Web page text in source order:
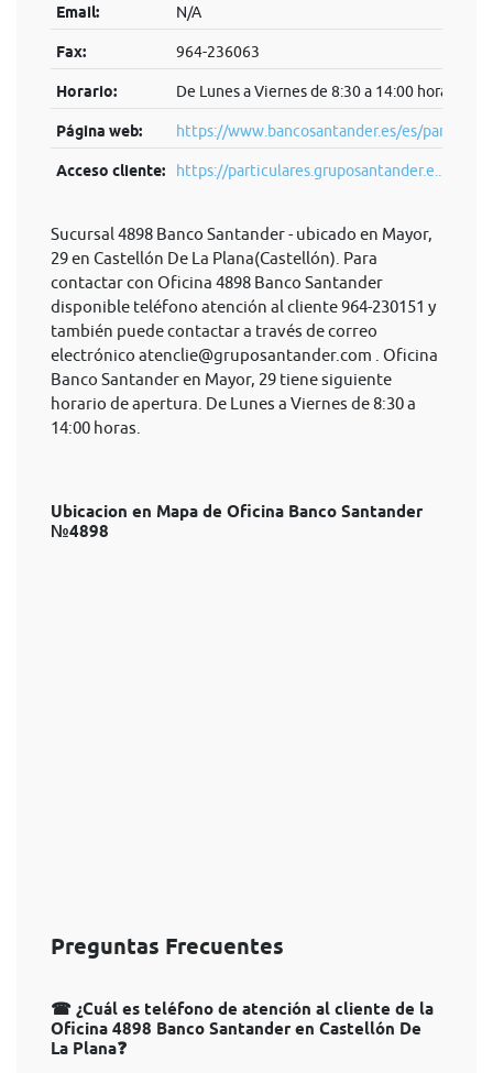
Email: N/A
Fax: 964-236063
Horario: De Lunes a Viernes de 8:30 a 14:00 horas.
Página web: https://www.bancosantander.es/es/
Acceso cliente: https://particulares.gruposantander.e...
Sucursal 4898 Banco Santander - ubicado en Mayor,
29 en Castellón De La Plana(Castellón). Para
contactar con Oficina 4898 Banco Santander
disponible teléfono atención al cliente 964-230151 y
también puede contactar a través de correo
electrónico atenclie@gruposantander.com . Oficina
Banco Santander en Mayor, 29 tiene siguiente
horario de apertura. De Lunes a Viernes de 8:30 a
14:00 horas.
Ubicacion en Mapa de Oficina Banco Santander
№4898
Preguntas Frecuentes
☎ ¿Cuál es teléfono de atención al cliente de la
Oficina 4898 Banco Santander en Castellón De
La Plana❓